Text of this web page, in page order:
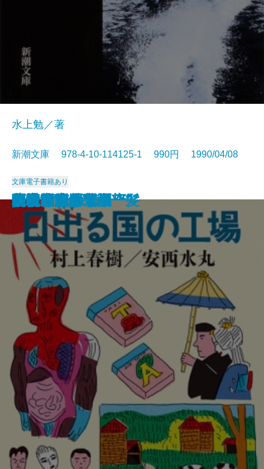
冷い夏、熱い夏
まんぞく まんぞく
この人を見よ
注文の多い料理店
五千回の生死
流転の海 第一部
夢の木坂分岐点
鬼麿斬人剣
飢餓海峡〔上〕
飢餓海峡〔下〕
水上勉／著
新潮文庫 978-4-10-114125-1 990円 1990/04/08
文庫電子書籍あり
日出る国の工場
暗夜行路
谷中・首ふり坂
百
ふたりで探偵
子子家庭は危機一髪
人情武士道
優駿〔上〕
優駿〔下〕
胡桃の家